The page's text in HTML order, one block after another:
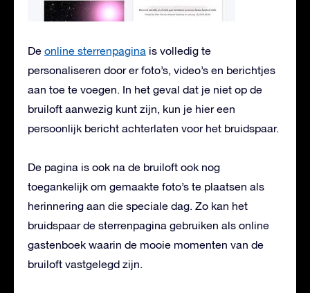
De online sterrenpagina is volledig te
personaliseren door er foto’s, video’s en berichtjes
aan toe te voegen. In het geval dat je niet op de
bruiloft aanwezig kunt zijn, kun je hier een
persoonlijk bericht achterlaten voor het bruidspaar.
De pagina is ook na de bruiloft ook nog
toegankelijk om gemaakte foto’s te plaatsen als
herinnering aan die speciale dag. Zo kan het
bruidspaar de sterrenpagina gebruiken als online
gastenboek waarin de mooie momenten van de
bruiloft vastgelegd zijn.